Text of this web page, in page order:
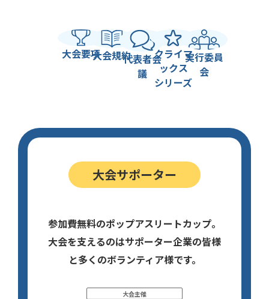
大会要項大会規約代表者会
議
クライマ
ックス
シリーズ
実行委員
会
大会サポーター
参加費無料のポップアスリートカップ。
大会を支えるのはサポーター企業の皆様
と多くのボランティア様です。
大会主催